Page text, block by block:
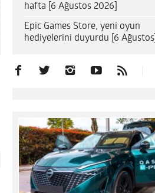
hafta [6 Ağustos 2026]
Epic Games Store, yeni oyun
hediyelerini duyurdu [6 Ağustos]